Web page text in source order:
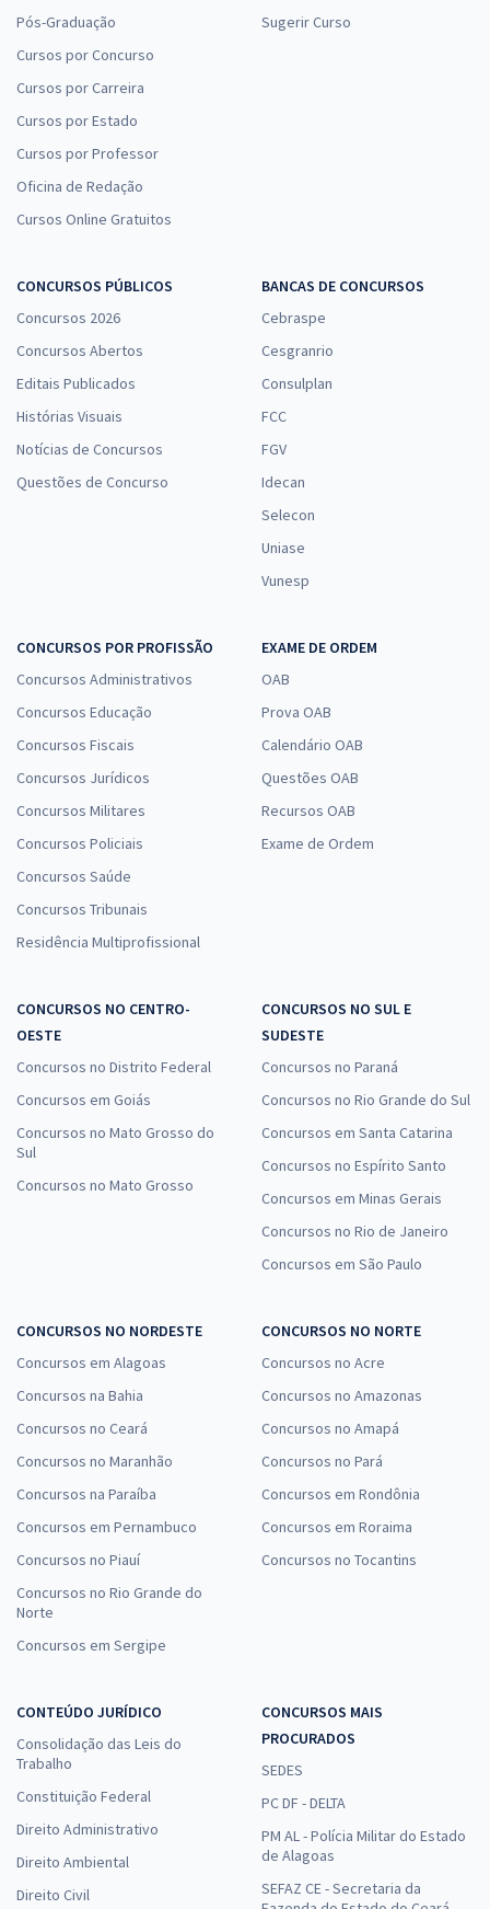
Pós-Graduação
Cursos por Concurso
Cursos por Carreira
Cursos por Estado
Cursos por Professor
Oficina de Redação
Cursos Online Gratuitos
Sugerir Curso
CONCURSOS PÚBLICOS
Concursos 2026
Concursos Abertos
Editais Publicados
Histórias Visuais
Notícias de Concursos
Questões de Concurso
BANCAS DE CONCURSOS
Cebraspe
Cesgranrio
Consulplan
FCC
FGV
Idecan
Selecon
Uniase
Vunesp
CONCURSOS POR PROFISSÃO
Concursos Administrativos
Concursos Educação
Concursos Fiscais
Concursos Jurídicos
Concursos Militares
Concursos Policiais
Concursos Saúde
Concursos Tribunais
Residência Multiprofissional
EXAME DE ORDEM
OAB
Prova OAB
Calendário OAB
Questões OAB
Recursos OAB
Exame de Ordem
CONCURSOS NO CENTRO-
OESTE
Concursos no Distrito Federal
Concursos em Goiás
Concursos no Mato Grosso do
Sul
Concursos no Mato Grosso
CONCURSOS NO SUL E
SUDESTE
Concursos no Paraná
Concursos no Rio Grande do Sul
Concursos em Santa Catarina
Concursos no Espírito Santo
Concursos em Minas Gerais
Concursos no Rio de Janeiro
Concursos em São Paulo
CONCURSOS NO NORDESTE
Concursos em Alagoas
Concursos na Bahia
Concursos no Ceará
Concursos no Maranhão
Concursos na Paraíba
Concursos em Pernambuco
Concursos no Piauí
Concursos no Rio Grande do
Norte
Concursos em Sergipe
CONCURSOS NO NORTE
Concursos no Acre
Concursos no Amazonas
Concursos no Amapá
Concursos no Pará
Concursos em Rondônia
Concursos em Roraima
Concursos no Tocantins
CONTEÚDO JURÍDICO
Consolidação das Leis do
Trabalho
Constituição Federal
Direito Administrativo
Direito Ambiental
Direito Civil
CONCURSOS MAIS
PROCURADOS
SEDES
PC DF - DELTA
PM AL - Polícia Militar do Estado
de Alagoas
SEFAZ CE - Secretaria da